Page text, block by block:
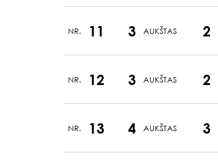
NR. 11 3 AUKŠTAS 2
NR. 12 3 AUKŠTAS 2
NR. 13 4 AUKŠTAS 3